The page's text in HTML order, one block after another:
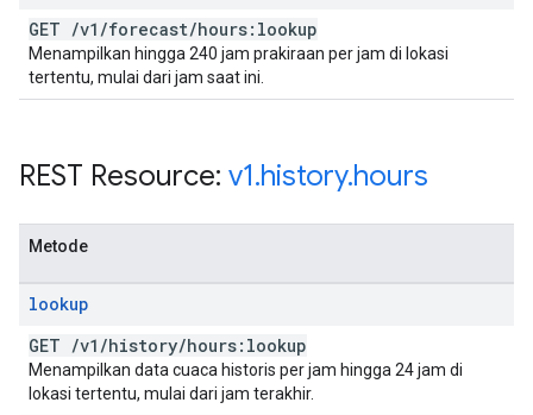
GET /v1 /forecast/hours:lookup
Menampilkan hingga 240 jam prakiraan per jam di lokasi
tertentu, mulai dari jam saat ini.
REST Resource: v1.history.hours
Metode
lookup
GET /v1 /history/hours:lookup
Menampilkan data cuaca historis per jam hingga 24 jam di
lokasi tertentu, mulai dari jam terakhir.